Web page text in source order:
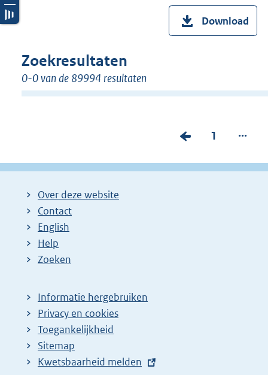
Download
Zoekresultaten
0-0 van de 89994 resultaten
V
r
P
g
1 ...
Over deze website
Contact
English
Help
Zoeken
Informatie hergebruiken
Privacy en cookies
Toegankelijkheid
Sitemap
E
Kwetsbaarheid melden